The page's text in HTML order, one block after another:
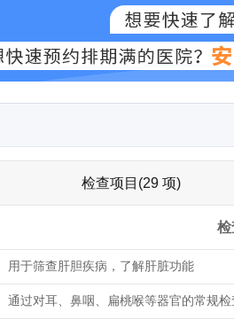
检查项目(29 项)
检
用于筛查肝胆疾病，了解肝脏功能
通过对耳、鼻咽、扁桃喉等器官的常规检